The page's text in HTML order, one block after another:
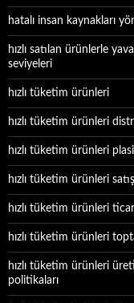
hatalı insan kaynakları
hızlı satılan ürünlerle
seviyeleri
hızlı tüketim ürünleri
hızlı tüketim ürünleri
hızlı tüketim ürünleri
hızlı tüketim ürünleri
hızlı tüketim ürünleri
hızlı tüketim ürünleri
hızlı tüketim ürünleri
politikaları